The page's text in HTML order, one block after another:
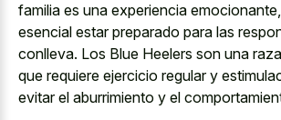
familia es una experiencia
esencial estar preparado para las
conlleva. Los Blue Heelers son una
que requiere ejercicio regular y
evitar el aburrimiento y el